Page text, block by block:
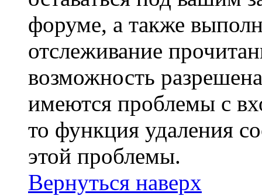
форуме, а также
отслеживание
возможность
имеются проблемы с
то функция удаления
этой проблемы.
Вернуться наверх